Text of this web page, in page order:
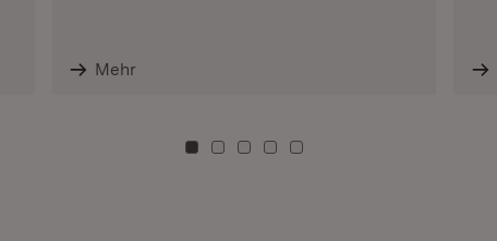
Mehr
Zu Kachel: 0
Zu Kachel: 3
Zu Kachel: 6
Zu Kachel: 9
Zu Kachel: 12